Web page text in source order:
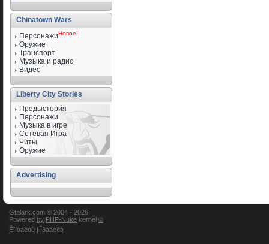
Chinatown Wars
ПерсонажиНовое!
Оружие
Транспорт
Музыка и радио
Видео
Liberty City Stories
Предыстория
Персонажи
Музыка в игре
Сетевая Игра
Читы
Оружие
Advertising
Gtalark.com © 2004 - 2026
Powered by PHP-Nuke kernel ©
Êîíòàêòû | Ïðàâèëà